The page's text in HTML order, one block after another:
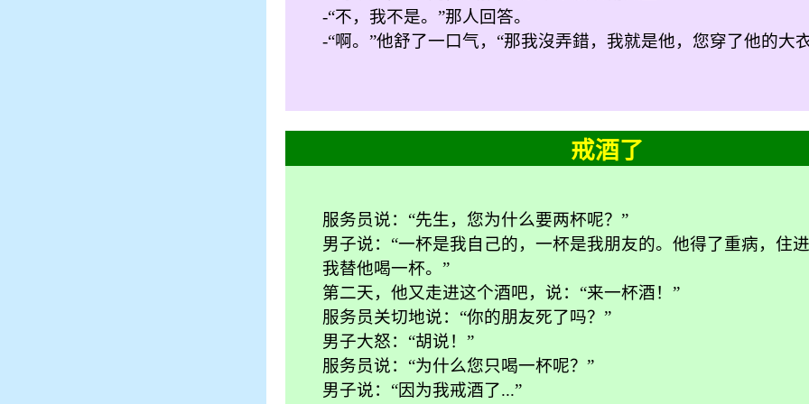
-“不，我不是。”那人回答。
-“啊。”他舒了一口气， “那我沒弄錯，我就是他，您穿了他的大衣
戒酒了
服务员说：“先生，您为什么要两杯呢？”
男子说：“一杯是我自己的，一杯是我朋友的。他得了重病，住进
我替他喝一杯。”
第二天，他又走进这个酒吧，说：“来一杯酒！”
服务员关切地说：“你的朋友死了吗？”
男子大怒：“胡说！”
服务员说：“为什么您只喝一杯呢？”
男子说：“因为我戒酒了...”